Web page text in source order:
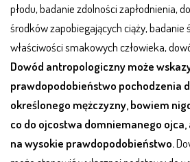
płodu, badanie zdolności zapłodnienia,
środków zapobiegających ciąży, badanie
właściwości smakowych człowieka,
Dowód antropologiczny może
prawdopodobieństwo pochodzenia
określonego mężczyzny, bowiem
co do ojcostwa domniemanego
na wysokie prawdopodobieństwo.